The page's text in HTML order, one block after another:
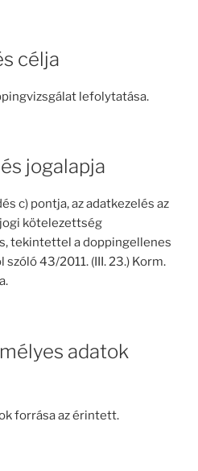
célja
lefolytatása.
jogalapja
c) pontja, az adatkezelés az
kötelezettség
tekintettel a doppingellenes
43/2011. (III. 23.) Korm.
adatok
forrása az érintett.